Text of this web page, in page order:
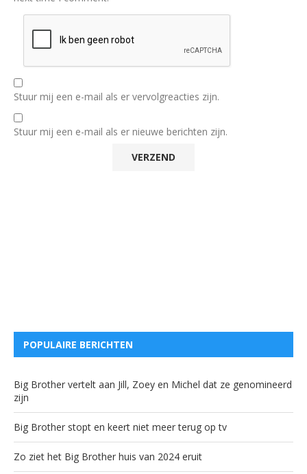
Stuur mij een e-mail als er vervolgreacties zijn.
Stuur mij een e-mail als er nieuwe berichten zijn.
POPULAIRE BERICHTEN
Big Brother vertelt aan Jill, Zoey en Michel dat ze genomineerd
zijn
Big Brother stopt en keert niet meer terug op tv
Zo ziet het Big Brother huis van 2024 eruit